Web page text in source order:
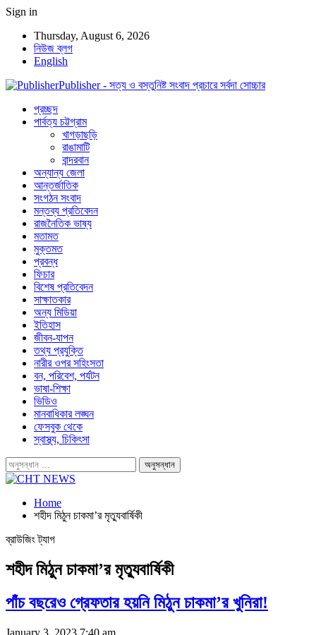
Sign in
Thursday, August 6, 2026
নিউজ ব্লগ
English
Publisher - সত্য ও বস্তুনিষ্ট সংবাদ প্রচারে সর্বদা সোচ্চার
প্রচ্ছদ
পার্বত্য চট্টগ্রাম
খাগড়াছড়ি
রাঙামাটি
বান্দরবান
অন্যান্য জেলা
আন্তর্জাতিক
সংগঠন সংবাদ
মন্তব্য প্রতিবেদন
রাজনৈতিক ভাষ্য
মতামত
মুক্তমত
প্রবন্ধ
ফিচার
বিশেষ প্রতিবেদন
সাক্ষাতকার
অন্য মিডিয়া
ইতিহাস
জীবন-যাপন
তথ্য প্রযুক্তি
নারীর ওপর সহিংসতা
বন, পরিবেশ, পর্যটন
ভাষা-শিক্ষা
ভিডিও
মানবাধিকার লঙ্ঘন
ফেসবুক থেকে
স্বাস্থ্য, চিকিৎসা
Home
শহীদ মিঠুন চাকমা’র মৃত্যুবার্ষিকী
ব্রাউজিং ট্যাগ
শহীদ মিঠুন চাকমা’র মৃত্যুবার্ষিকী
পাঁচ বছরেও গ্রেফতার হয়নি মিঠুন চাকমা’র খুনিরা!
January 3, 2023 7:40 am